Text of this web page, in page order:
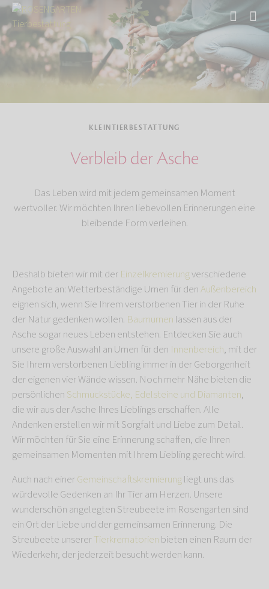
Start Tierbestattung Kleintierbestattung
KLEINTIERBESTATTUNG
Verbleib der Asche
Das Leben wird mit jedem gemeinsamen Moment
wertvoller. Wir möchten Ihren liebevollen Erinnerungen eine
bleibende Form verleihen.
Deshalb bieten wir mit der Einzelkremierungverschiedene
Angebote an: Wetterbeständige Urnen für denAußenbereich
eignen sich, wenn Sie Ihrem verstorbenen Tier in der Ruhe
der Natur gedenken wollen. Baumurnen lassen aus der
Asche sogar neues Leben entstehen. Entdecken Sie auch
unsere große Auswahl an Urnen für den Innenbereich, mit der
Sie Ihrem verstorbenen Liebling immer in der Geborgenheit
der eigenen vier Wände wissen. Noch mehr Nähe bieten die
persönlichen Schmuckstücke, Edelsteine und Diamanten,
die wir aus der Asche Ihres Lieblings erschaffen. Alle
Andenken erstellen wir mit Sorgfalt und Liebe zum Detail.
Wir möchten für Sie eine Erinnerung schaffen, die Ihren
gemeinsamen Momenten mit Ihrem Liebling gerecht wird.
Auch nach einerGemeinschaftskremierungliegt uns das
würdevolle Gedenken an Ihr Tier am Herzen. Unsere
wunderschön angelegten Streubeete im Rosengarten sind
ein Ort der Liebe und der gemeinsamen Erinnerung. Die
Streubeete unsererTierkrematorien bieten einen Raum der
Wiederkehr, der jederzeit besucht werden kann.